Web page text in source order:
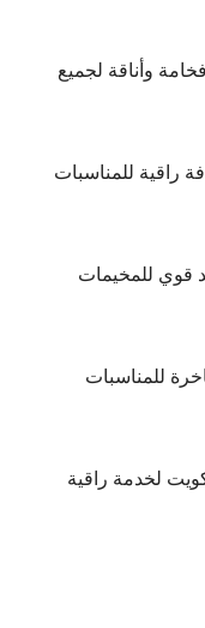
وأناقة لجميع
راقية للمناسبات
قوي للمخيمات
للمناسبات
لخدمة راقية